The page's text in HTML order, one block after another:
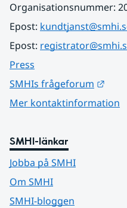
Organisationsnummer:
Epost:
Epost:
Press
SMHIs frågeforum
Mer kontaktinformation
SMHI-länkar
Jobba på SMHI
Om SMHI
SMHI-bloggen